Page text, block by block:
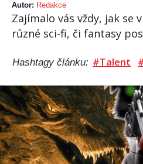
Autor: Redakce
Zajímalo vás vždy, jak se
různé sci-fi, či fantasy
Hashtagy článku: #Talent